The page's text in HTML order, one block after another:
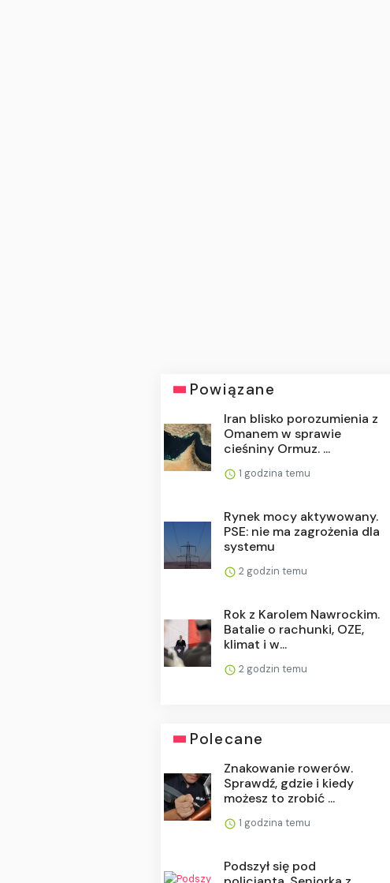
Powiązane
Iran blisko porozumienia z
Omanem w sprawie
cieśniny Ormuz. ...
1 godzina temu
Rynek mocy aktywowany.
PSE: nie ma zagrożenia dla
systemu
2 godzin temu
Rok z Karolem Nawrockim.
Batalie o rachunki, OZE,
klimat i w...
2 godzin temu
Polecane
Znakowanie rowerów.
Sprawdź, gdzie i kiedy
możesz to zrobić ...
1 godzina temu
Podszył się pod